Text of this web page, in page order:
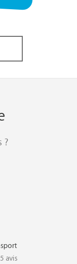
?
avis